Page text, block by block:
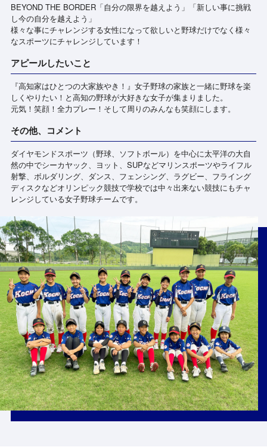
BEYOND THE BORDER「自分の限界を越えよう」「新しい事に挑戦
し今の自分を越えよう」
様々な事にチャレンジする女性になって欲しいと野球だけでなく様々
なスポーツにチャレンジしています！
アピールしたいこと
『高知家はひとつの大家族やき！』女子野球の家族と一緒に野球を楽
しくやりたい！と高知の野球が大好きな女子が集まりました。
元気！笑顔！全力プレー！そして周りのみんなも笑顔にします。
その他、コメント
ダイヤモンドスポーツ（野球、ソフトボール）を中心に太平洋の大自
然の中でシーカヤック、ヨット、SUPなどマリンスポーツやライフル
射撃、ボルダリング、ダンス、フェンシング、ラグビー、フライング
ディスクなどオリンピック競技で学校では中々出来ない競技にもチャ
レンジしている女子野球チームです。